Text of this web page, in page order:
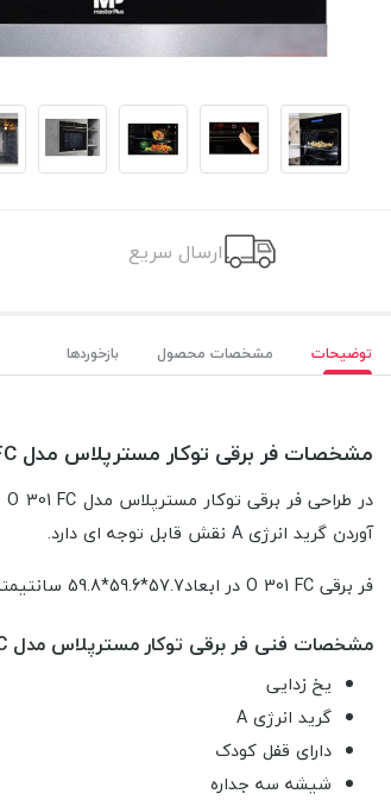
ارسال سریع
توضیحات مشخصات محصول بازخوردها
مشخصات فر برقی توکار مسترپلاس مدل O 301 FC
آوردن گرید انرژی A نقش قابل توجه ای دارد.
فر برقی O 301 FC در ابعاد57.7*59.6*59.8 سانتیمتر با رنگ استیل و مشکی و با حجم۷۵ لیتر مجهز به فن خنک کننده بدنه و فن کانوکشن (توزیع یکنواخت دما جهت پخت یکسان غذا ) می باشد.
مشخصات فنی فر برقی توکار مسترپلاس مدل O 301 FC
یخ زدایی
گرید انرژی A
دارای قفل کودک
شیشه سه جداره